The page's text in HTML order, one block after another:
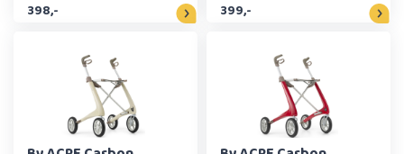
398,- 399,-